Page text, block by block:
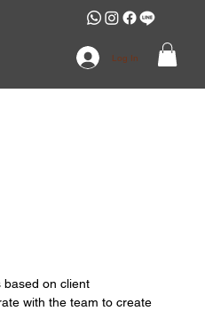
Log In
based on client
with the team to create